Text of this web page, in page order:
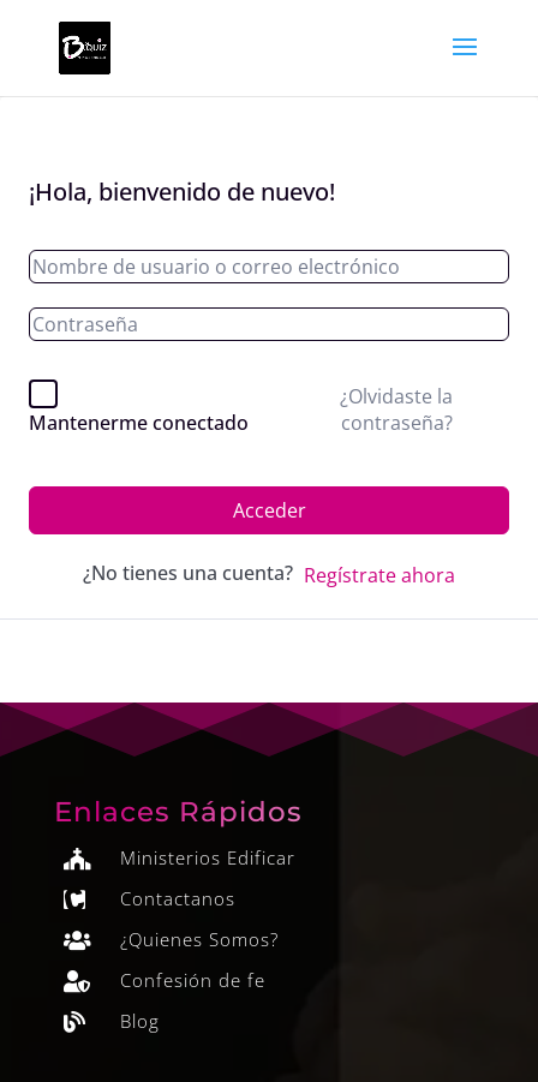
¡Hola, bienvenido de nuevo!
Mantenerme conectado
¿Olvidaste la
contraseña?
Acceder
¿No tienes una cuenta? Regístrate ahora
Enlaces Rápidos
 Ministerios Edificar
 Contactanos
 ¿Quienes Somos?
 Confesión de fe
 Blog